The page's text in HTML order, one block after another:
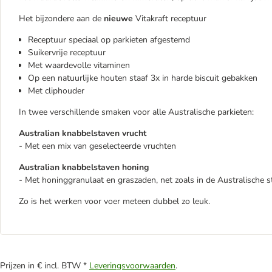
Het bijzondere aan de nieuwe Vitakraft receptuur
Receptuur speciaal op parkieten afgestemd
Suikervrije receptuur
Met waardevolle vitaminen
Op een natuurlijke houten staaf 3x in harde biscuit gebakken
Met cliphouder
In twee verschillende smaken voor alle Australische parkieten:
Australian knabbelstaven vrucht
- Met een mix van geselecteerde vruchten
Australian knabbelstaven honing
- Met honinggranulaat en graszaden, net zoals in de Australische
Zo is het werken voor voer meteen dubbel zo leuk.
Prijzen in € incl. BTW * Leveringsvoorwaarden.